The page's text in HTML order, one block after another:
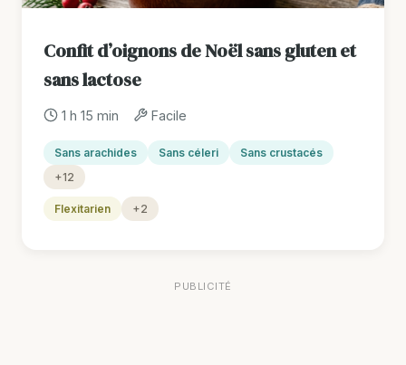
Confit d’oignons de Noël sans gluten et
sans lactose
1 h 15 min Facile
Sans arachides Sans céleri
Sans crustacés
+12
Flexitarien +2
PUBLICITÉ